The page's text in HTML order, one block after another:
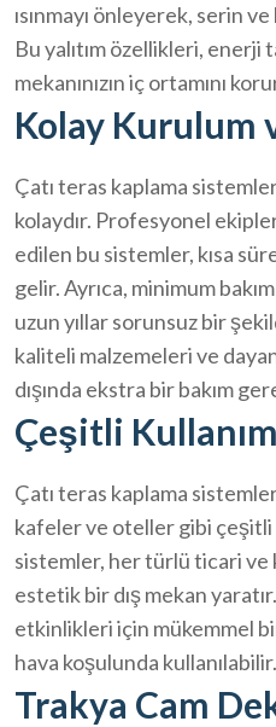
ısınmayı önleyerek, serin
Bu yalıtım özellikleri, enerji
mekanınızın iç ortamını
Kolay Kurulum
Çatı teras kaplama
kolaydır. Profesyonel
edilen bu sistemler, kısa
gelir. Ayrıca, minimum
uzun yıllar sorunsuz bir
kaliteli malzemeleri ve
dışında ekstra bir bakım
Çeşitli
Çatı teras kaplama
kafeler ve oteller gibi çeşitli
sistemler, her türlü ticari ve
estetik bir dış mekan
etkinlikleri için mükemmel
hava koşulunda kullanılabilir.
Trakya Cam